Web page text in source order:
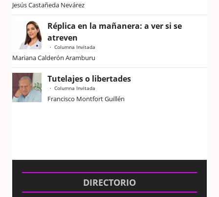
Jesús Castañeda Nevárez
Réplica en la mañanera: a ver si se
atreven
Columna Invitada
Mariana Calderón Aramburu
Tutelajes o libertades
Columna Invitada
Francisco Montfort Guillén
DIRECTORIO